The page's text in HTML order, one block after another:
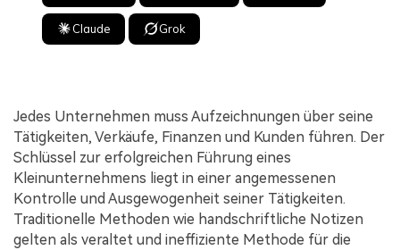
Claude Grok
Jedes Unternehmen muss Aufzeichnungen über seine
Tätigkeiten, Verkäufe, Finanzen und Kunden führen. Der
Schlüssel zur erfolgreichen Führung eines
Kleinunternehmens liegt in einer angemessenen
Kontrolle und Ausgewogenheit seiner Tätigkeiten.
Traditionelle Methoden wie handschriftliche Notizen
gelten als veraltet und ineffiziente Methode für die